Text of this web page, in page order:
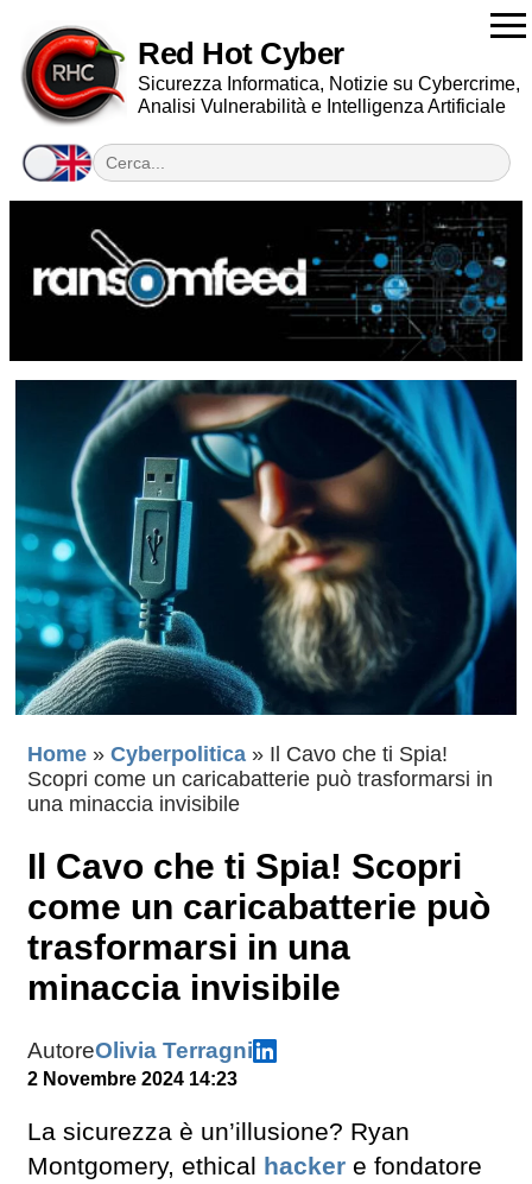
Red Hot Cyber
Sicurezza Informatica, Notizie su Cybercrime,
Analisi Vulnerabilità e Intelligenza Artificiale
Home » Cyberpolitica » Il Cavo che ti Spia!
Scopri come un caricabatterie può trasformarsi in
una minaccia invisibile
Il Cavo che ti Spia! Scopri
come un caricabatterie può
trasformarsi in una
minaccia invisibile
AutoreOlivia Terragni
2 Novembre 2024 14:23
La sicurezza è un’illusione? Ryan
Montgomery, ethical hacker e fondatore